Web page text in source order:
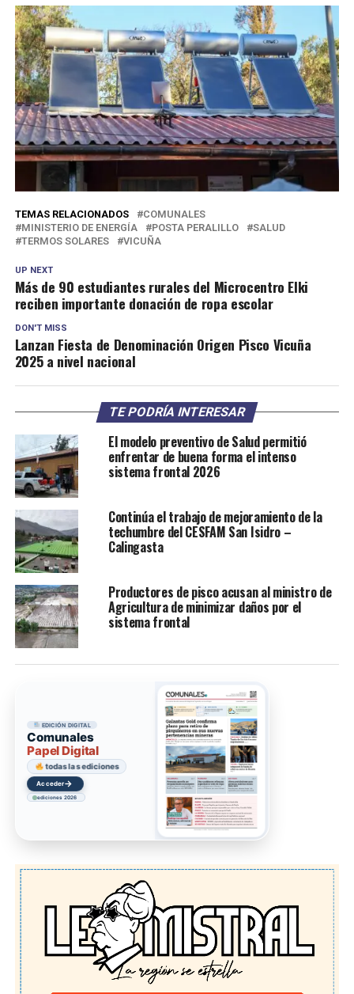
TEMAS RELACIONADOS
COMUNALES
MINISTERIO DE ENERGÍA
POSTA PERALILLO
SALUD
TERMOS SOLARES
VICUÑA
UP NEXT
Más de 90 estudiantes rurales del Microcentro Elki
reciben importante donación de ropa escolar
DON'T MISS
Lanzan Fiesta de Denominación Origen Pisco Vicuña
2025 a nivel nacional
TE PODRÍA INTERESAR
El modelo preventivo de Salud permitió
enfrentar de buena forma el intenso
sistema frontal 2026
Continúa el trabajo de mejoramiento de la
techumbre del CESFAM San Isidro –
Calingasta
Productores de pisco acusan al ministro de
Agricultura de minimizar daños por el
sistema frontal
EDICIÓN DIGITAL
Comunales
Papel Digital
todas las ediciones
Acceder→
ediciones 2026